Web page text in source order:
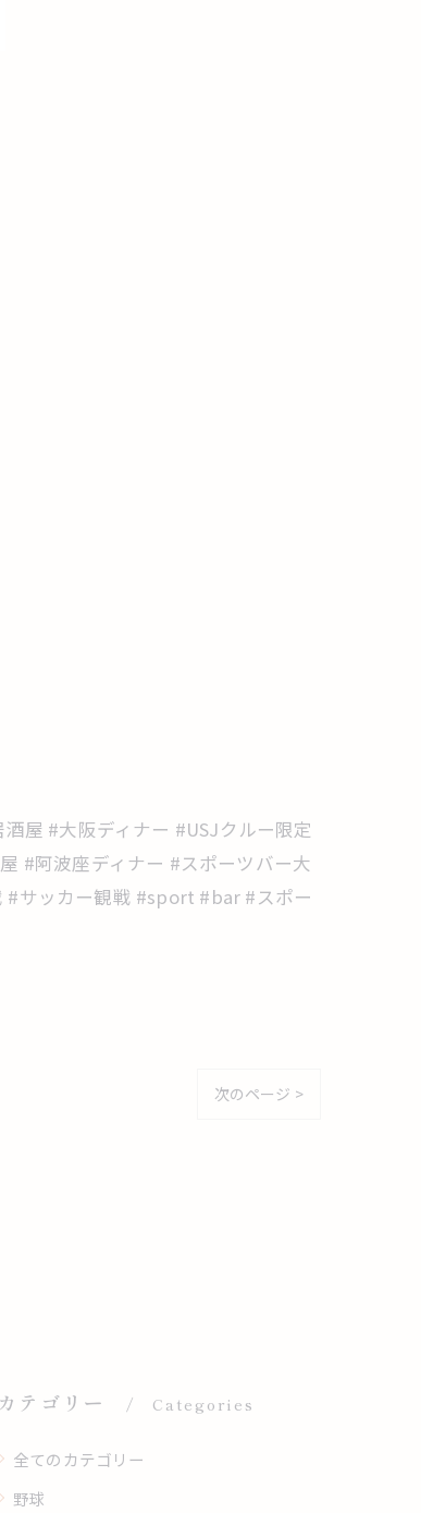
屋 #大阪ディナー #USJクルー限定
#阿波座ディナー #スポーツバー大
#サッカー観戦 #sport #bar #スポー
次のページ >
カテゴリー Categories
全てのカテゴリー
野球